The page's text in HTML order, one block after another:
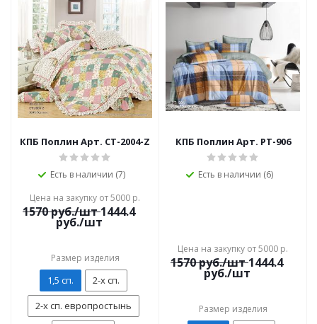
КПБ Поплин Арт. CT-2004-Z
Есть в наличии (7)
Цена на закупку от 5000 р.
1570руб./шт 1444.4
руб./шт
Размер изделия
1,5 сп.
2-х сп.
2-х сп. европростынь
КПБ Поплин Арт. PT-906
Есть в наличии (6)
Цена на закупку от 5000 р.
1570руб./шт 1444.4
руб./шт
Размер изделия